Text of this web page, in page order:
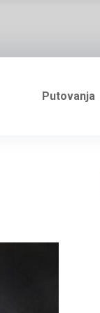
Putovanja